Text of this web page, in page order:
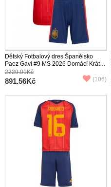
Dětský Fotbalový dres Španělsko
Paez Gavi #9 MS 2026 Domácí Krátký
Rukáv (+ trenýrky)
2229.01Kč
891.56Kč (106)